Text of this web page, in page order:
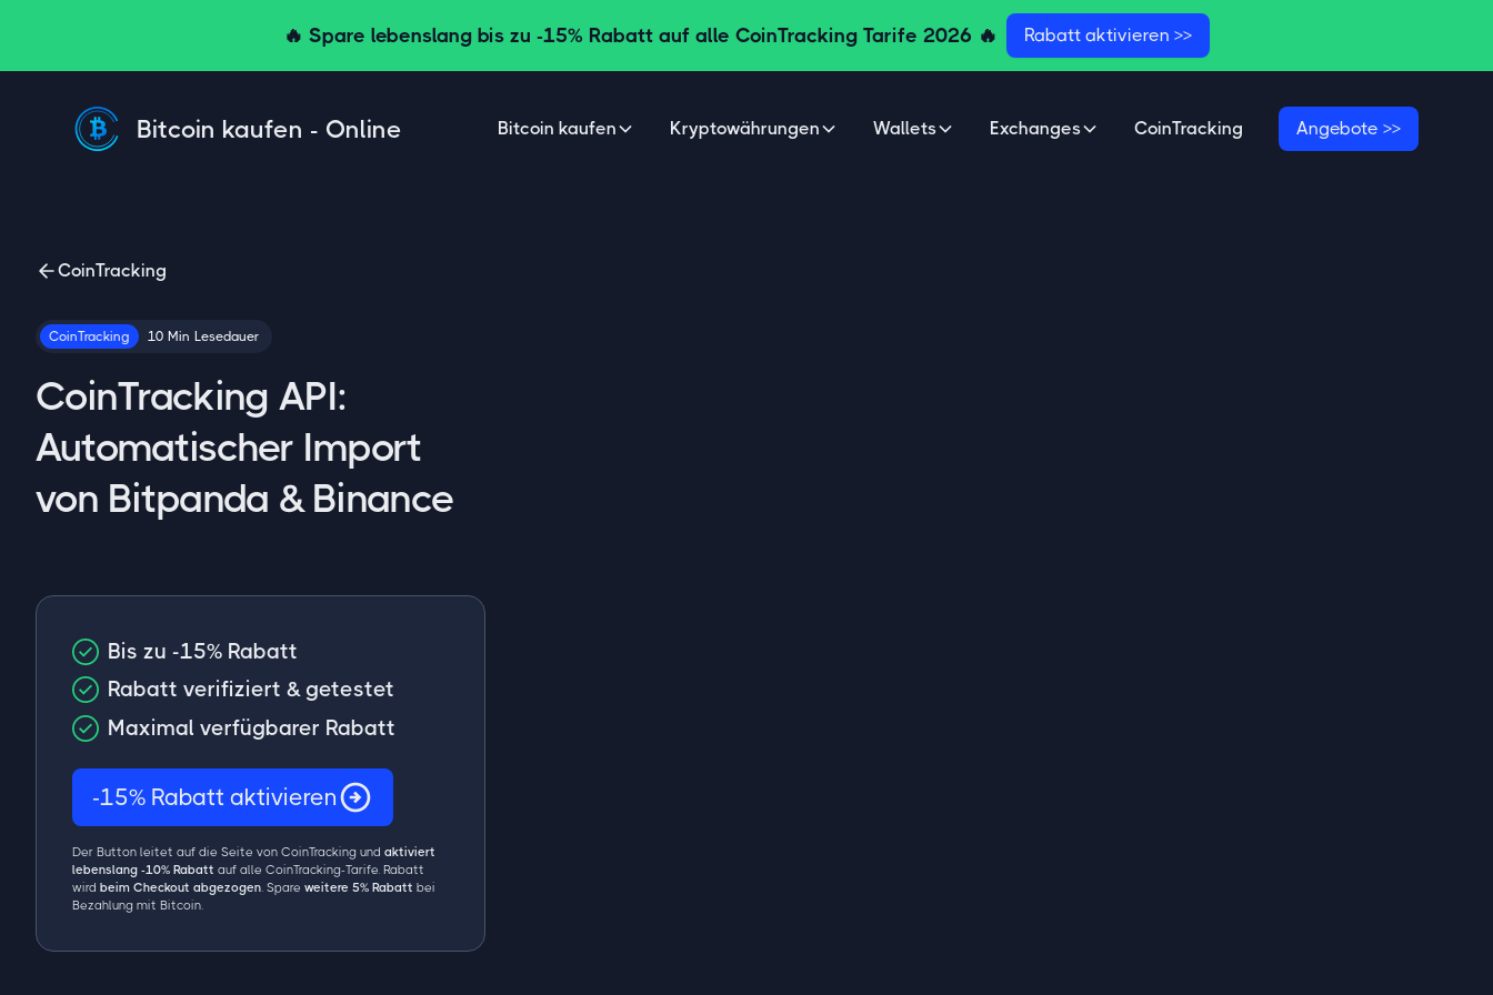
🔥 Spare lebenslang bis zu -15% Rabatt auf alle CoinTracking Tarife 2026 🔥 Rabatt aktivieren >>
Bitcoin kaufen - Online Bitcoin kaufen Kryptowährungen Wallets Exchanges CoinTracking Angebote >>
CoinTracking
CoinTracking 10 Min Lesedauer
CoinTracking API:
Automatischer Import
von Bitpanda & Binance
Bis zu -15% Rabatt
Rabatt verifiziert & getestet
Maximal verfügbarer Rabatt
-15% Rabatt aktivieren
Der Button leitet auf die Seite von CoinTracking und aktiviert
lebenslang -10% Rabatt auf alle CoinTracking-Tarife. Rabatt
wird beim Checkout abgezogen. Spare weitere 5% Rabatt bei
Bezahlung mit Bitcoin.